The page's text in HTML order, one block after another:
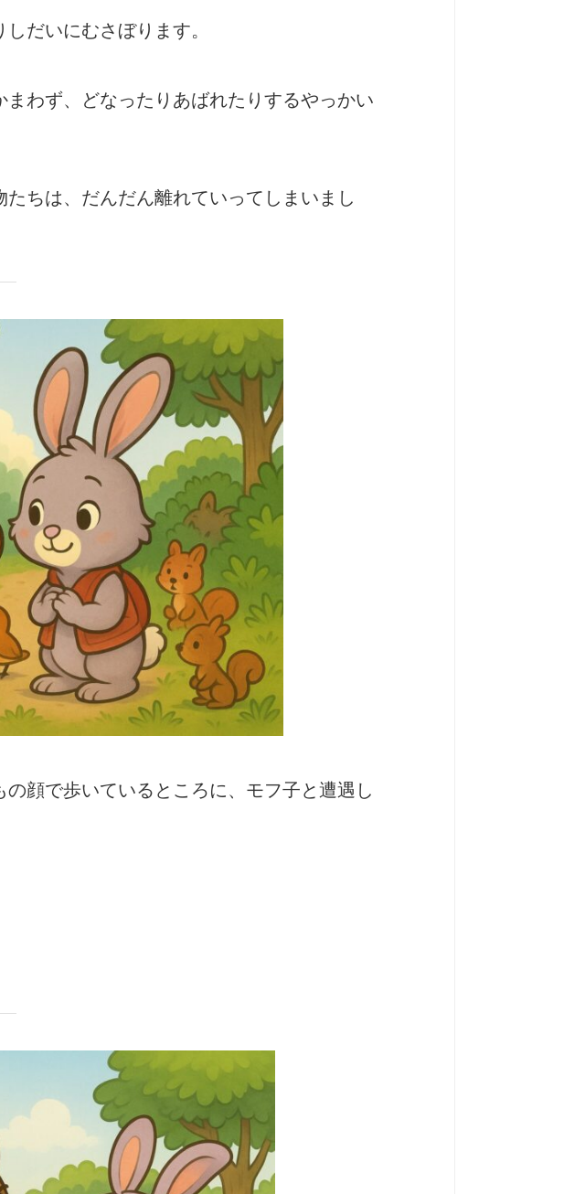
だいにむさぼります。
わず、どなったりあばれたりするやっかい
ちは、だんだん離れていってしまいまし
顔で歩いているところに、モフ子と遭遇し